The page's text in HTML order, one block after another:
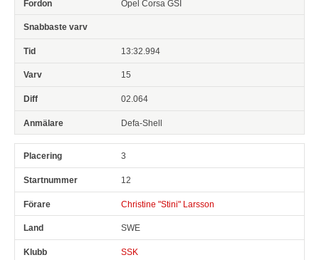
Opel Corsa GSI
13:32.994
15
02.064
Defa-Shell
3
12
Christine "Stini" Larsson
SWE
SSK